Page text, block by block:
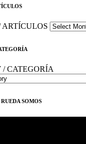
ARTÍCULOS
/ CATEGORÍA
SOMOS